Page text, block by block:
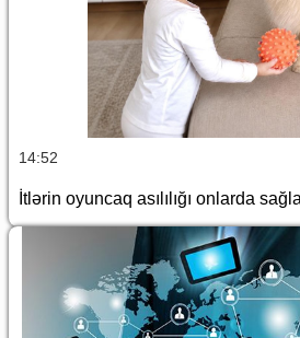
14:52
İtlərin oyuncaq asılılığı onlarda